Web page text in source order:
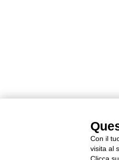
Con il
visita al